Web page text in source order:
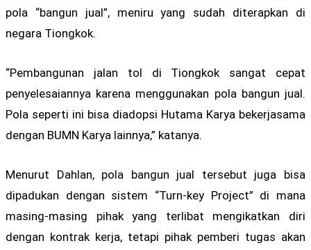
pola “bangun jual”, meniru yang sudah diterapkan di
negara Tiongkok.
“Pembangunan jalan tol di Tiongkok sangat cepat
penyelesaiannya karena menggunakan pola bangun jual.
Pola seperti ini bisa diadopsi Hutama Karya bekerjasama
dengan BUMN Karya lainnya,” katanya.
Menurut Dahlan, pola bangun jual tersebut juga bisa
dipadukan dengan sistem “Turn-key Project” di mana
masing-masing pihak yang terlibat mengikatkan diri
dengan kontrak kerja, tetapi pihak pemberi tugas akan